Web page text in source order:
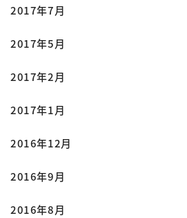
2017年7月
2017年5月
2017年2月
2017年1月
2016年12月
2016年9月
2016年8月